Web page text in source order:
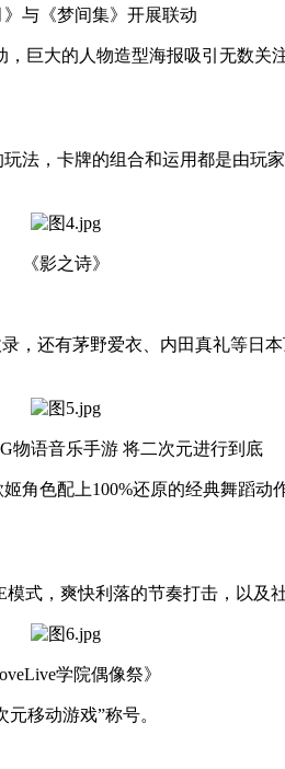
》与《梦间集》开展联动
巨大的人物造型海报吸引无数
法，卡牌的组合和运用都是由玩
《影之诗》
还有茅野爱衣、内田真礼等日
物语音乐手游 将二次元进行到底
角色配上100%还原的经典舞蹈
式，爽快利落的节奏打击，以及
学院偶像祭》
移动游戏”称号。